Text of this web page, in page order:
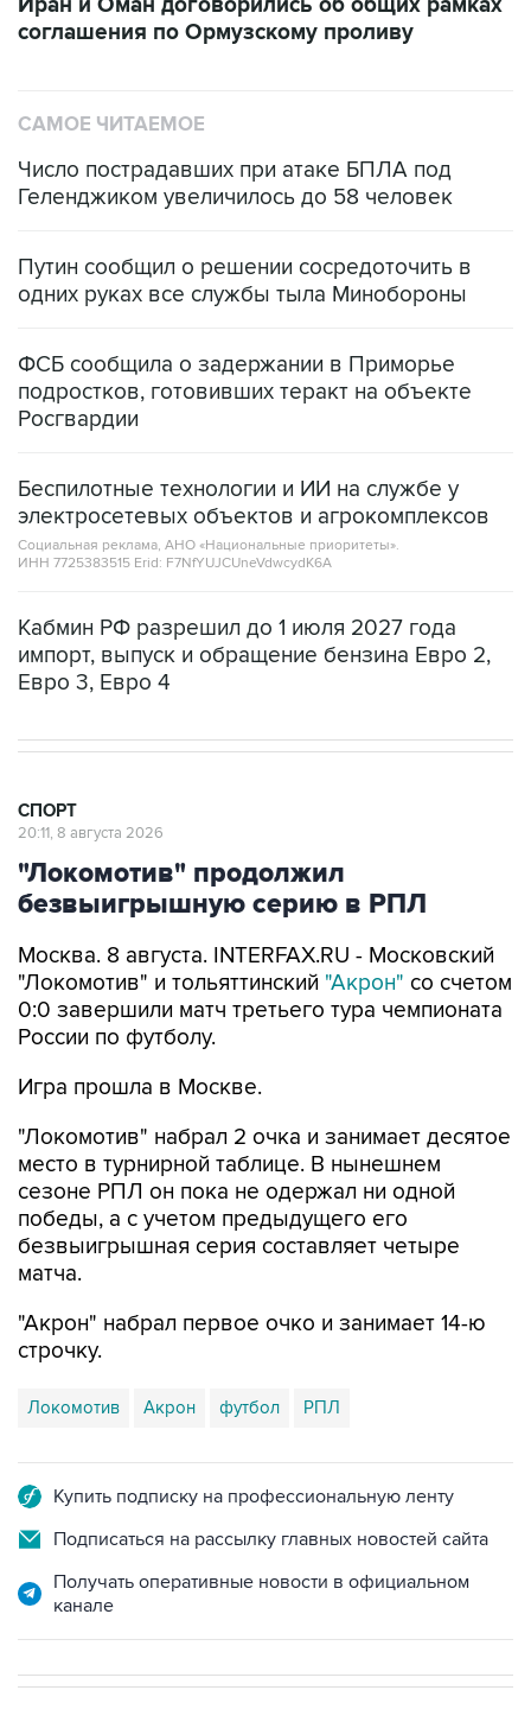
соглашения по Ормузскому проливу
САМОЕ ЧИТАЕМОЕ
Число пострадавших при атаке БПЛА под
Геленджиком увеличилось до 58 человек
Путин сообщил о решении сосредоточить в
одних руках все службы тыла Минобороны
ФСБ сообщила о задержании в Приморье
подростков, готовивших теракт на объекте
Росгвардии
Беспилотные технологии и ИИ на службе у
электросетевых объектов и агрокомплексов
Социальная реклама, АНО «Национальные приоритеты».
ИНН 7725383515 Erid: F7NfYUJCUneVdwcydK6A
Кабмин РФ разрешил до 1 июля 2027 года
импорт, выпуск и обращение бензина Евро 2,
Евро 3, Евро 4
СПОРТ
20:11, 8 августа 2026
"Локомотив" продолжил
безвыигрышную серию в РПЛ
Москва. 8 августа. INTERFAX.RU - Московский
"Локомотив" и тольяттинский "Акрон" со счетом
0:0 завершили матч третьего тура чемпионата
России по футболу.
Игра прошла в Москве.
"Локомотив" набрал 2 очка и занимает десятое
место в турнирной таблице. В нынешнем
сезоне РПЛ он пока не одержал ни одной
победы, а с учетом предыдущего его
безвыигрышная серия составляет четыре
матча.
"Акрон" набрал первое очко и занимает 14-ю
строчку.
Локомотив Акрон футбол РПЛ
Купить подписку на профессиональную ленту
Подписаться на рассылку главных новостей сайта
Получать оперативные новости в официальном
канале